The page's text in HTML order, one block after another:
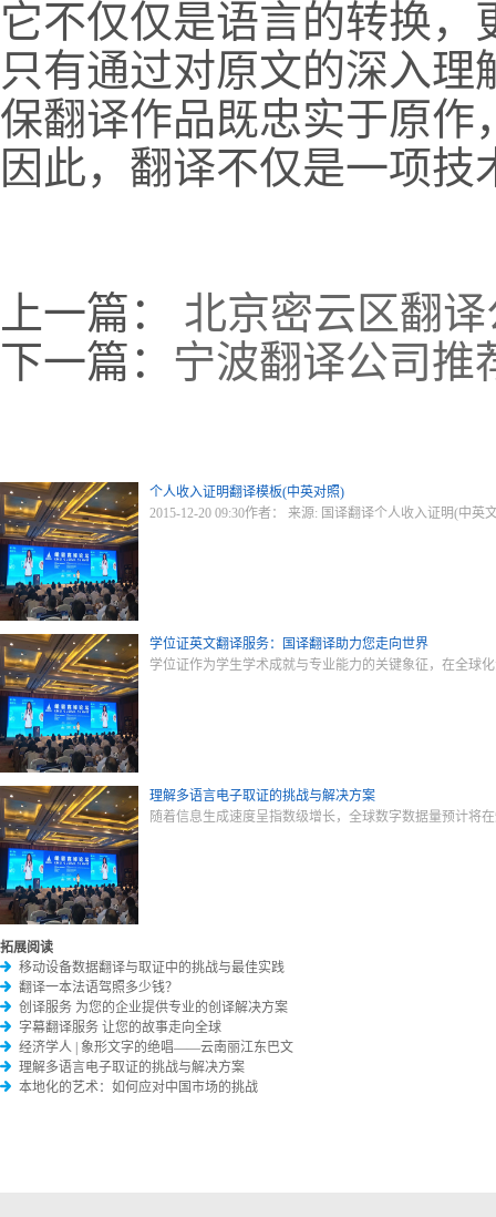
它不仅仅是语言的转换
只有通过对原文的深入
保翻译作品既忠实于原作
因此，翻译不仅是一项
上一篇：
北京密云区翻
下一篇： 宁波翻译公司推
个人收入证明翻译模板(中英对照)
2015-12-20 09:30作者： 来源: 国译翻译个人收入证明(
学位证英文翻译服务：国译翻译助力您走向世界
学位证作为学生学术成就与专业能力的关键象征，在全球
理解多语言电子取证的挑战与解决方案
随着信息生成速度呈指数级增长，全球数字数据量预计将
拓展阅读
移动设备数据翻译与取证中的挑战与最佳实践
翻译一本法语驾照多少钱？
创译服务 为您的企业提供专业的创译解决方案
字幕翻译服务 让您的故事走向全球
经济学人 | 象形文字的绝唱——云南丽江东巴文
理解多语言电子取证的挑战与解决方案
本地化的艺术：如何应对中国市场的挑战